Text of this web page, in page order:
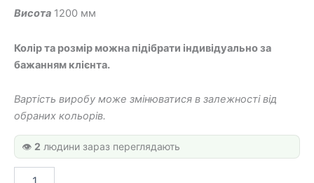
Висота 1200 мм
Колір та розмір можна підібрати індивідуально за
бажанням клієнта.
Вартість виробу може змінюватися в залежності від
обраних кольорів.
👁️ 2 людини зараз переглядають